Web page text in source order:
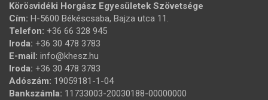
Körösvidéki Horgász Egyesületek Szövetsége
Cím: H-5600 Békéscsaba, Bajza utca 11.
Telefon: +36 66 328 945
Iroda: +36 30 478 3783
E-mail: info@khesz.hu
Iroda: +36 30 478 3783
Adószám: 19059181-1-04
Bankszámla: 11733003-20030188-00000000